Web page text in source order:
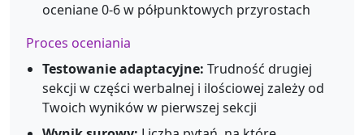
oceniane 0-6 w półpunktowych przyrostach
Proces oceniania
Testowanie adaptacyjne: Trudność drugiej
sekcji w części werbalnej i ilościowej zależy od
Twoich wyników w pierwszej sekcji